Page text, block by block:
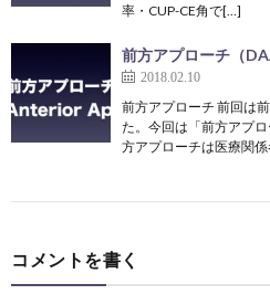
率・CUP-CE角で[…]
前方アプローチ（
2018.02.10
前方アプローチ 前回は
た。今回は「前方アプ
方アプローチは医療関
コメントを書く